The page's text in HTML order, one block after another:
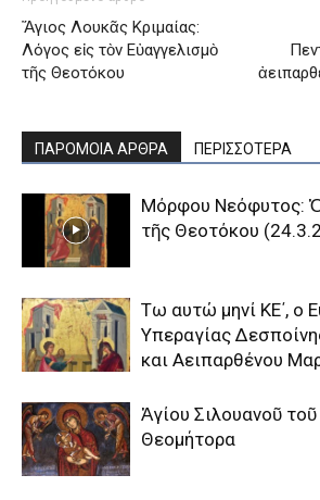
Ἅγιος Λουκᾶς Κριμαίας:
Λόγος εἰς τὸν Εὐαγγελισμὸ
τῆς Θεοτόκου
ΠΑΡΟΜΟΙΑ ΑΡΘΡΑ ΠΕΡΙΣΣΟΤΕΡΑ
Μόρφου Νεόφυτος:
τῆς Θεοτόκου
Tω αυτώ μηνί KE΄, ο
Yπεραγίας
και Aειπαρθένου
Ἁγίου Σιλουανοῦ
Θεομήτορα